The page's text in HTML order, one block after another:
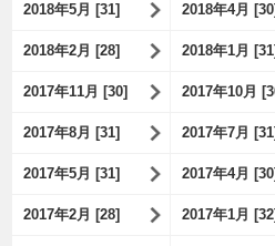
2018年5月 [31] 2018年4月 [30]
2018年2月 [28] 2018年1月 [31]
2017年11月 [30] 2017年10月
2017年8月 [31] 2017年7月 [31]
2017年5月 [31] 2017年4月 [30]
2017年2月 [28] 2017年1月 [32]